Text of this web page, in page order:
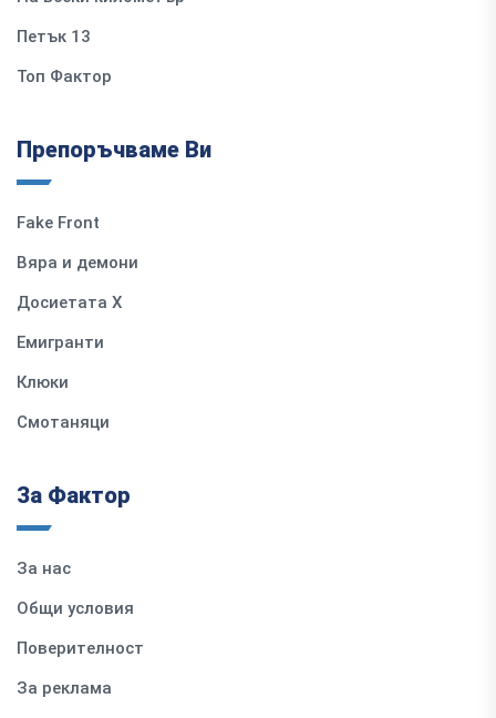
Петък 13
Топ Фактор
Препоръчваме Ви
Fake Front
Вяра и демони
Досиетата Х
Емигранти
Клюки
Смотаняци
За Фактор
За нас
Общи условия
Поверителност
За реклама